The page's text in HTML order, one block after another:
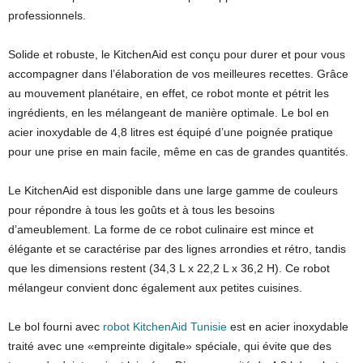
professionnels.
Solide et robuste, le KitchenAid est conçu pour durer et pour vous
accompagner dans l’élaboration de vos meilleures recettes. Grâce
au mouvement planétaire, en effet, ce robot monte et pétrit les
ingrédients, en les mélangeant de manière optimale. Le bol en
acier inoxydable de 4,8 litres est équipé d’une poignée pratique
pour une prise en main facile, même en cas de grandes quantités.
Le KitchenAid est disponible dans une large gamme de couleurs
pour répondre à tous les goûts et à tous les besoins
d’ameublement. La forme de ce robot culinaire est mince et
élégante et se caractérise par des lignes arrondies et rétro, tandis
que les dimensions restent (34,3 L x 22,2 L x 36,2 H). Ce robot
mélangeur convient donc également aux petites cuisines.
Le bol fourni avec robot KitchenAid Tunisie est en acier inoxydable
traité avec une «empreinte digitale» spéciale, qui évite que des